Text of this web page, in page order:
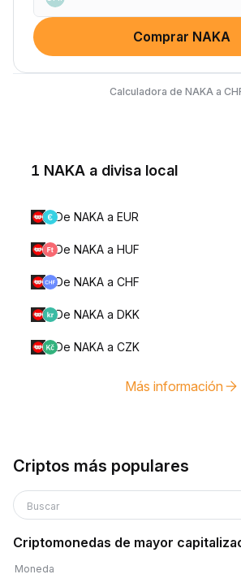
Comprar NAKA
Calculadora de NAKA a
1 NAKA a divisa local
De NAKA a EUR
De NAKA a HUF
De NAKA a CHF
De NAKA a DKK
De NAKA a CZK
Más información
Criptos más populares
Buscar
Criptomonedas de mayor
Moneda